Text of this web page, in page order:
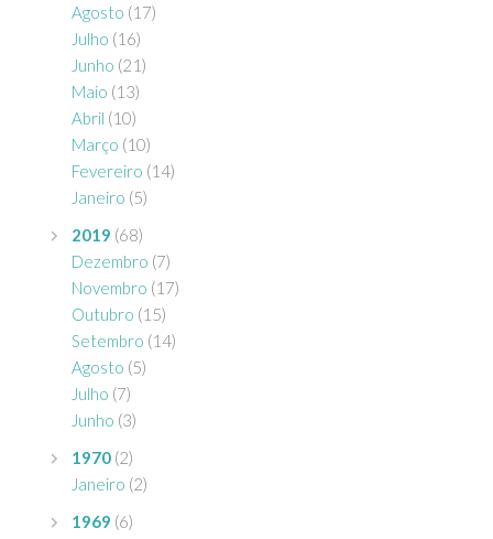
Agosto (17)
Julho (16)
Junho (21)
Maio (13)
Abril (10)
Março (10)
Fevereiro (14)
Janeiro (5)
2019 (68)
Dezembro (7)
Novembro (17)
Outubro (15)
Setembro (14)
Agosto (5)
Julho (7)
Junho (3)
1970 (2)
Janeiro (2)
1969 (6)